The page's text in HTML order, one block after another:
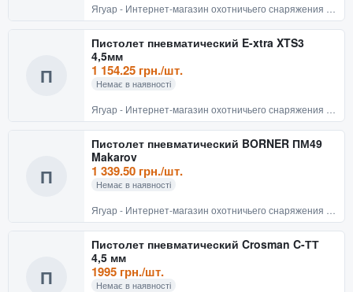
П
Пистолет пневматический E-xtra XTS3
4,5мм
1 154.25 грн./шт.
Немає в наявності
П
Пистолет пневматический BORNER ПМ49
Makarov
1 339.50 грн./шт.
Немає в наявності
П
Пистолет пневматический Crosman C-ТТ
4,5 мм
1995 грн./шт.
Немає в наявності